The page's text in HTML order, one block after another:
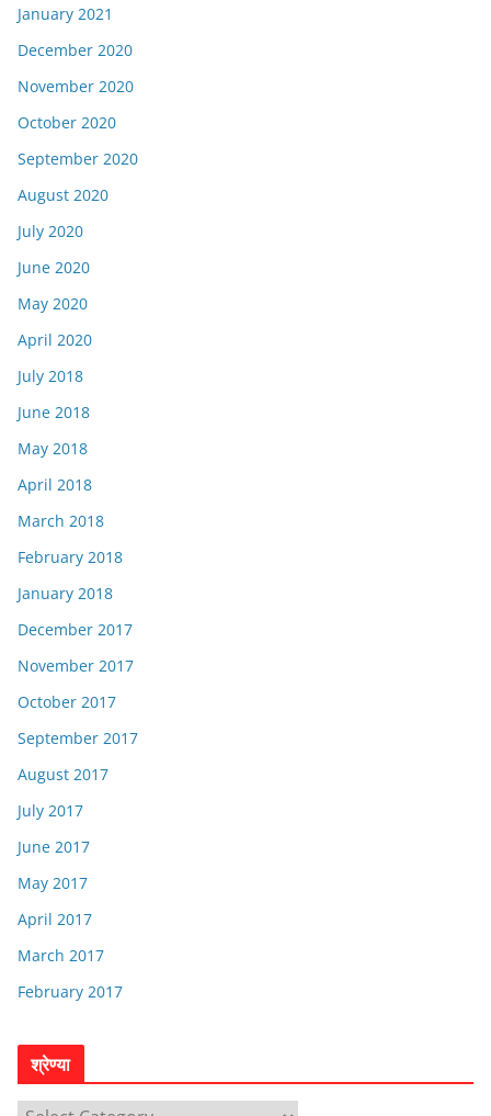
January 2021
December 2020
November 2020
October 2020
September 2020
August 2020
July 2020
June 2020
May 2020
April 2020
July 2018
June 2018
May 2018
April 2018
March 2018
February 2018
January 2018
December 2017
November 2017
October 2017
September 2017
August 2017
July 2017
June 2017
May 2017
April 2017
March 2017
February 2017
श्रेण्या